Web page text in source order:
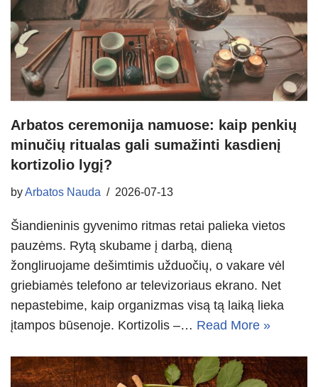
Arbatos ceremonija namuose: kaip penkių
minučių ritualas gali sumažinti kasdienį
kortizolio lygį?
byArbatos Nauda 2026-07-13
Šiandieninis gyvenimo ritmas retai palieka vietos
pauzėms. Rytą skubame į darbą, dieną
žongliruojame dešimtimis užduočių, o vakare vėl
griebiamės telefono ar televizoriaus ekrano. Net
nepastebime, kaip organizmas visą tą laiką lieka
įtampos būsenoje. Kortizolis –… Read More »